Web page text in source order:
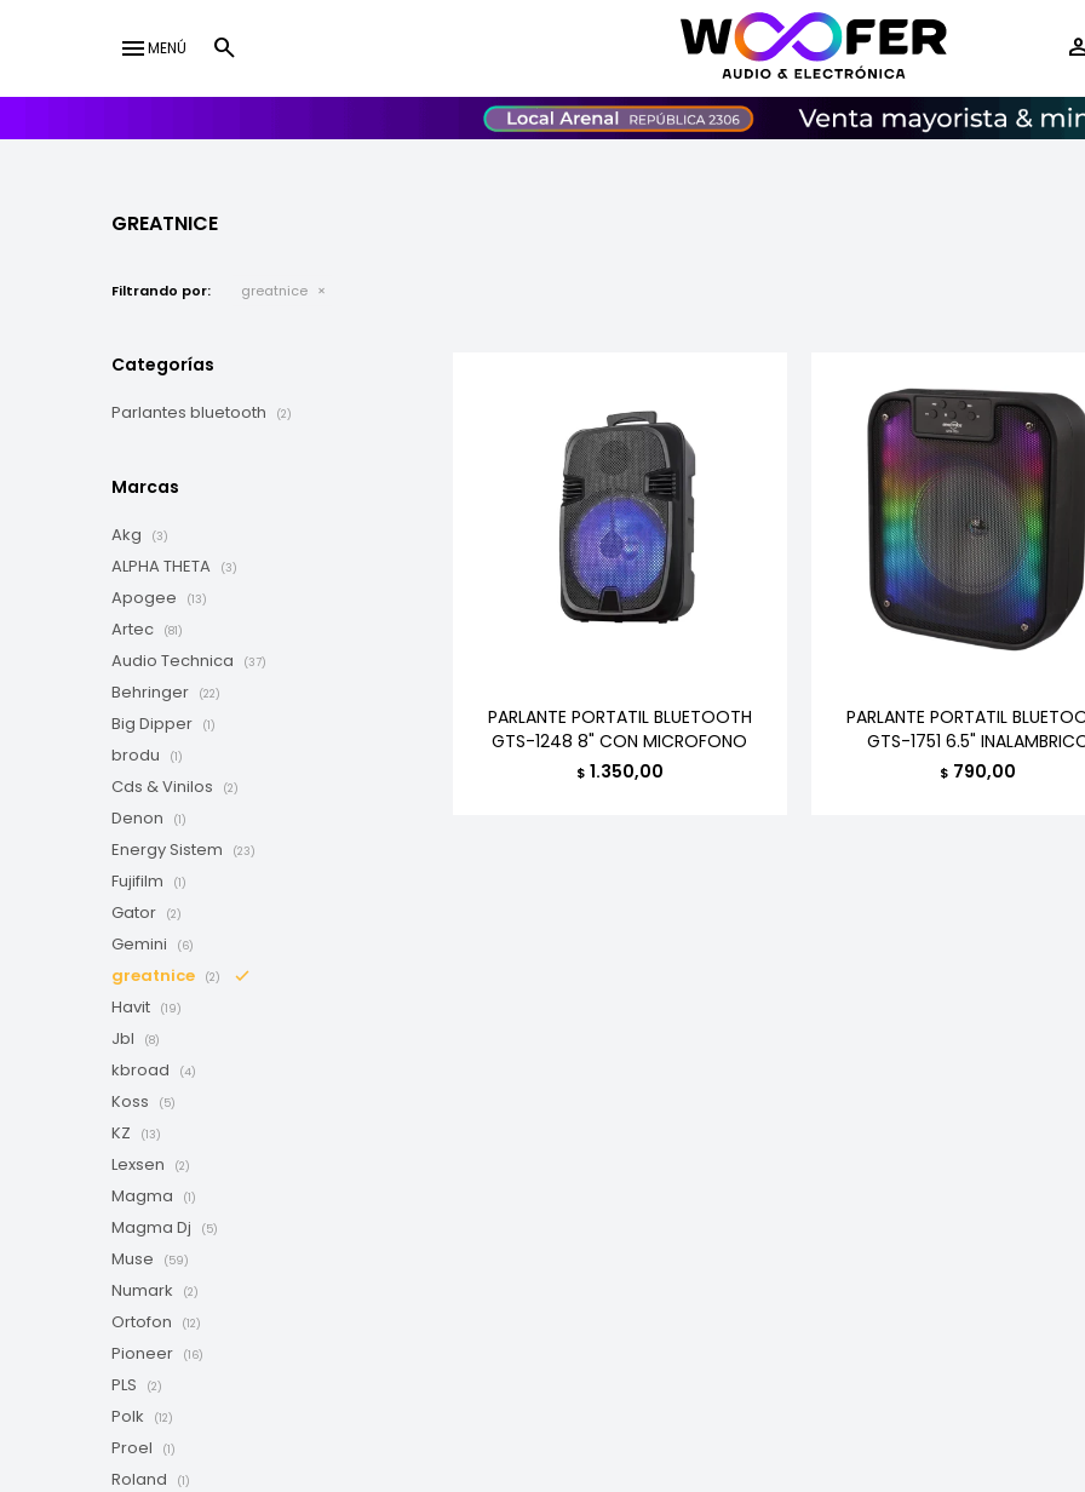
menuMENÚ
GREATNICE
Filtrando por: greatnice
PARLANTE PORTATIL BLUETOOTH
GTS-1248 8" CON MICROFONO
$ 1.350,00
PARLANTE PORTATIL
GTS-1751 6.5"
$ 790,00
Categorías
Parlantes bluetooth (2)
Marcas
Akg (3)
ALPHA THETA (3)
Apogee (13)
Artec (81)
Audio Technica (37)
Behringer (22)
Big Dipper (1)
brodu (1)
Cds & Vinilos (2)
Denon (1)
Energy Sistem (23)
Fujifilm (1)
Gator (2)
Gemini (6)
greatnice (2)
Havit (19)
Jbl (8)
kbroad (4)
Koss (5)
KZ (13)
Lexsen (2)
Magma (1)
Magma Dj (5)
Muse (59)
Numark (2)
Ortofon (12)
Pioneer (16)
PLS (2)
Polk (12)
Proel (1)
Roland (1)